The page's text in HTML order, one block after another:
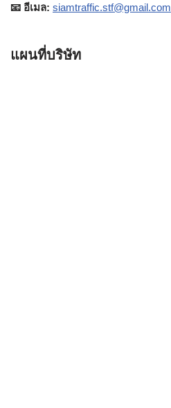
📧 อีเมล: siamtraffic.stf@gmail.com
แผนที่บริษัท